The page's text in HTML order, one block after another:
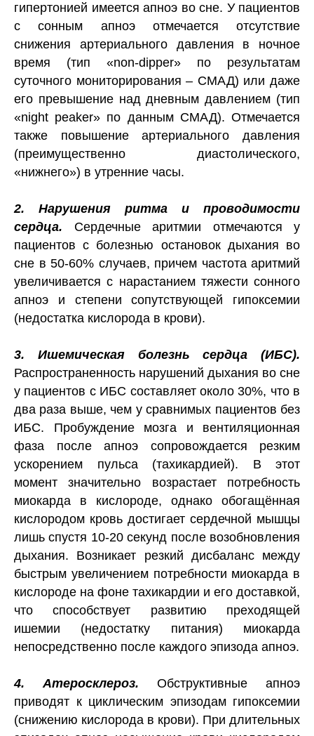
гипертонией имеется апноэ во сне. У пациентов
с сонным апноэ отмечается отсутствие
снижения артериального давления в ночное
время (тип «non-dipper» по результатам
суточного мониторирования – СМАД) или даже
его превышение над дневным давлением (тип
«night peaker» по данным СМАД). Отмечается
также повышение артериального давления
(преимущественно диастолического,
«нижнего») в утренние часы.
2. Нарушения ритма и проводимости
сердца. Сердечные аритмии отмечаются у
пациентов с болезнью остановок дыхания во
сне в 50-60% случаев, причем частота аритмий
увеличивается с нарастанием тяжести сонного
апноэ и степени сопутствующей гипоксемии
(недостатка кислорода в крови).
3. Ишемическая болезнь сердца (ИБС).
Распространенность нарушений дыхания во сне
у пациентов с ИБС составляет около 30%, что в
два раза выше, чем у сравнимых пациентов без
ИБС. Пробуждение мозга и вентиляционная
фаза после апноэ сопровождается резким
ускорением пульса (тахикардией). В этот
момент значительно возрастает потребность
миокарда в кислороде, однако обогащённая
кислородом кровь достигает сердечной мышцы
лишь спустя 10-20 секунд после возобновления
дыхания. Возникает резкий дисбаланс между
быстрым увеличением потребности миокарда в
кислороде на фоне тахикардии и его доставкой,
что способствует развитию преходящей
ишемии (недостатку питания) миокарда
непосредственно после каждого эпизода апноэ.
4. Атеросклероз. Обструктивные апноэ
приводят к циклическим эпизодам гипоксемии
(снижению кислорода в крови). При длительных